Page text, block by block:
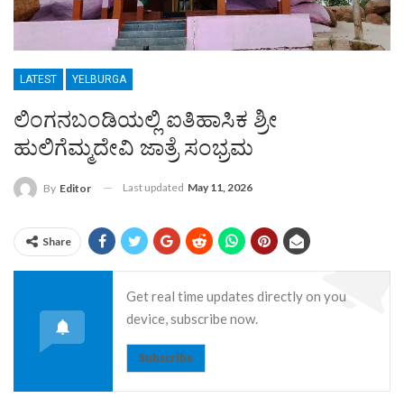
LATEST YELBURGA
ಲಿಂಗನಬಂಡಿಯಲ್ಲಿ ಐತಿಹಾಸಿಕ ಶ್ರೀ
ಹುಲಿಗೆಮ್ಮದೇವಿ ಜಾತ್ರೆ ಸಂಭ್ರಮ
By Editor Last updated May 11, 2026
Share
Get real time updates directly on you
device, subscribe now.
Subscribe